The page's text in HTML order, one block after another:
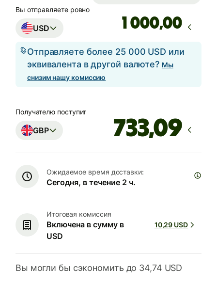
Вы отправляете ровно
USD ,00
Отправляете более 25 000 USD или
эквивалента в другой валюте? Мы
снизим нашу комиссию
Получателю поступит
GBP
Ожидаемое время доставки:
Сегодня, в течение 2 ч.
Итоговая комиссия
Включена в сумму в
USD
10,29 USD
Вы могли бы сэкономить до 34,74 USD